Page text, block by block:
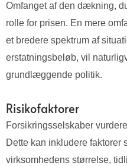
Omfanget af den dækning,
rolle for prisen. En mere
et bredere spektrum af
erstatningsbeløb, vil
grundlæggende politik.
Risikofaktorer
Forsikringsselskaber
Dette kan inkludere faktorer
virksomhedens størrelse,